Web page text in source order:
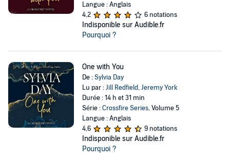
Langue : Anglais
4,2
6 notations
Indisponible sur Audible.fr
Pourquoi ?
One with You
De :Sylvia Day
Lu par :Jill Redfield,Jeremy York
Durée : 14 h et 31 min
Série :Crossfire Series, Volume 5
Langue : Anglais
4,6
9 notations
Indisponible sur Audible.fr
Pourquoi ?